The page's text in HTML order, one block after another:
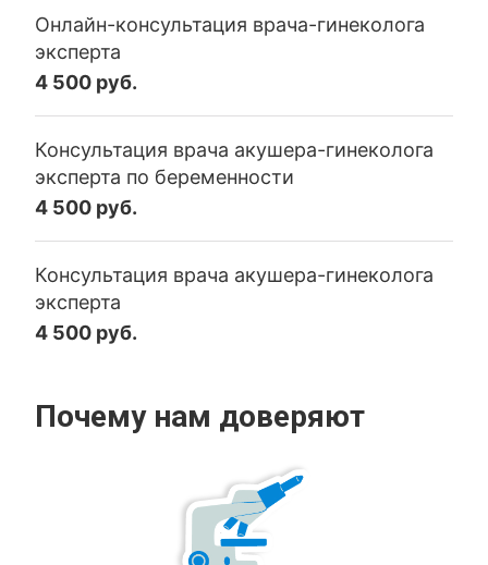
Онлайн-консультация врача-гинеколога
эксперта
4 500 руб.
Консультация врача акушера-гинеколога
эксперта по беременности
4 500 руб.
Консультация врача акушера-гинеколога
эксперта
4 500 руб.
Почему нам доверяют